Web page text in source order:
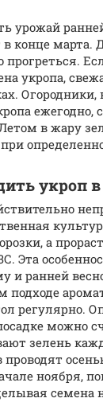
урожай
конце марта.
укропа,
ежегодно,
в жару
укроп
а
Эта
и ранней
подходе
регулярно.
можно
зелень
ноября,
семена